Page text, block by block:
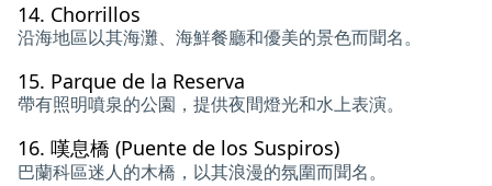
14. Chorrillos
沿海地區以其海灘、海鮮餐廳和優美的景色而聞名。
15. Parque de la Reserva
帶有照明噴泉的公園，提供夜間燈光和水上表演。
16. 嘆息橋 (Puente de los Suspiros)
巴蘭科區迷人的木橋，以其浪漫的氛圍而聞名。